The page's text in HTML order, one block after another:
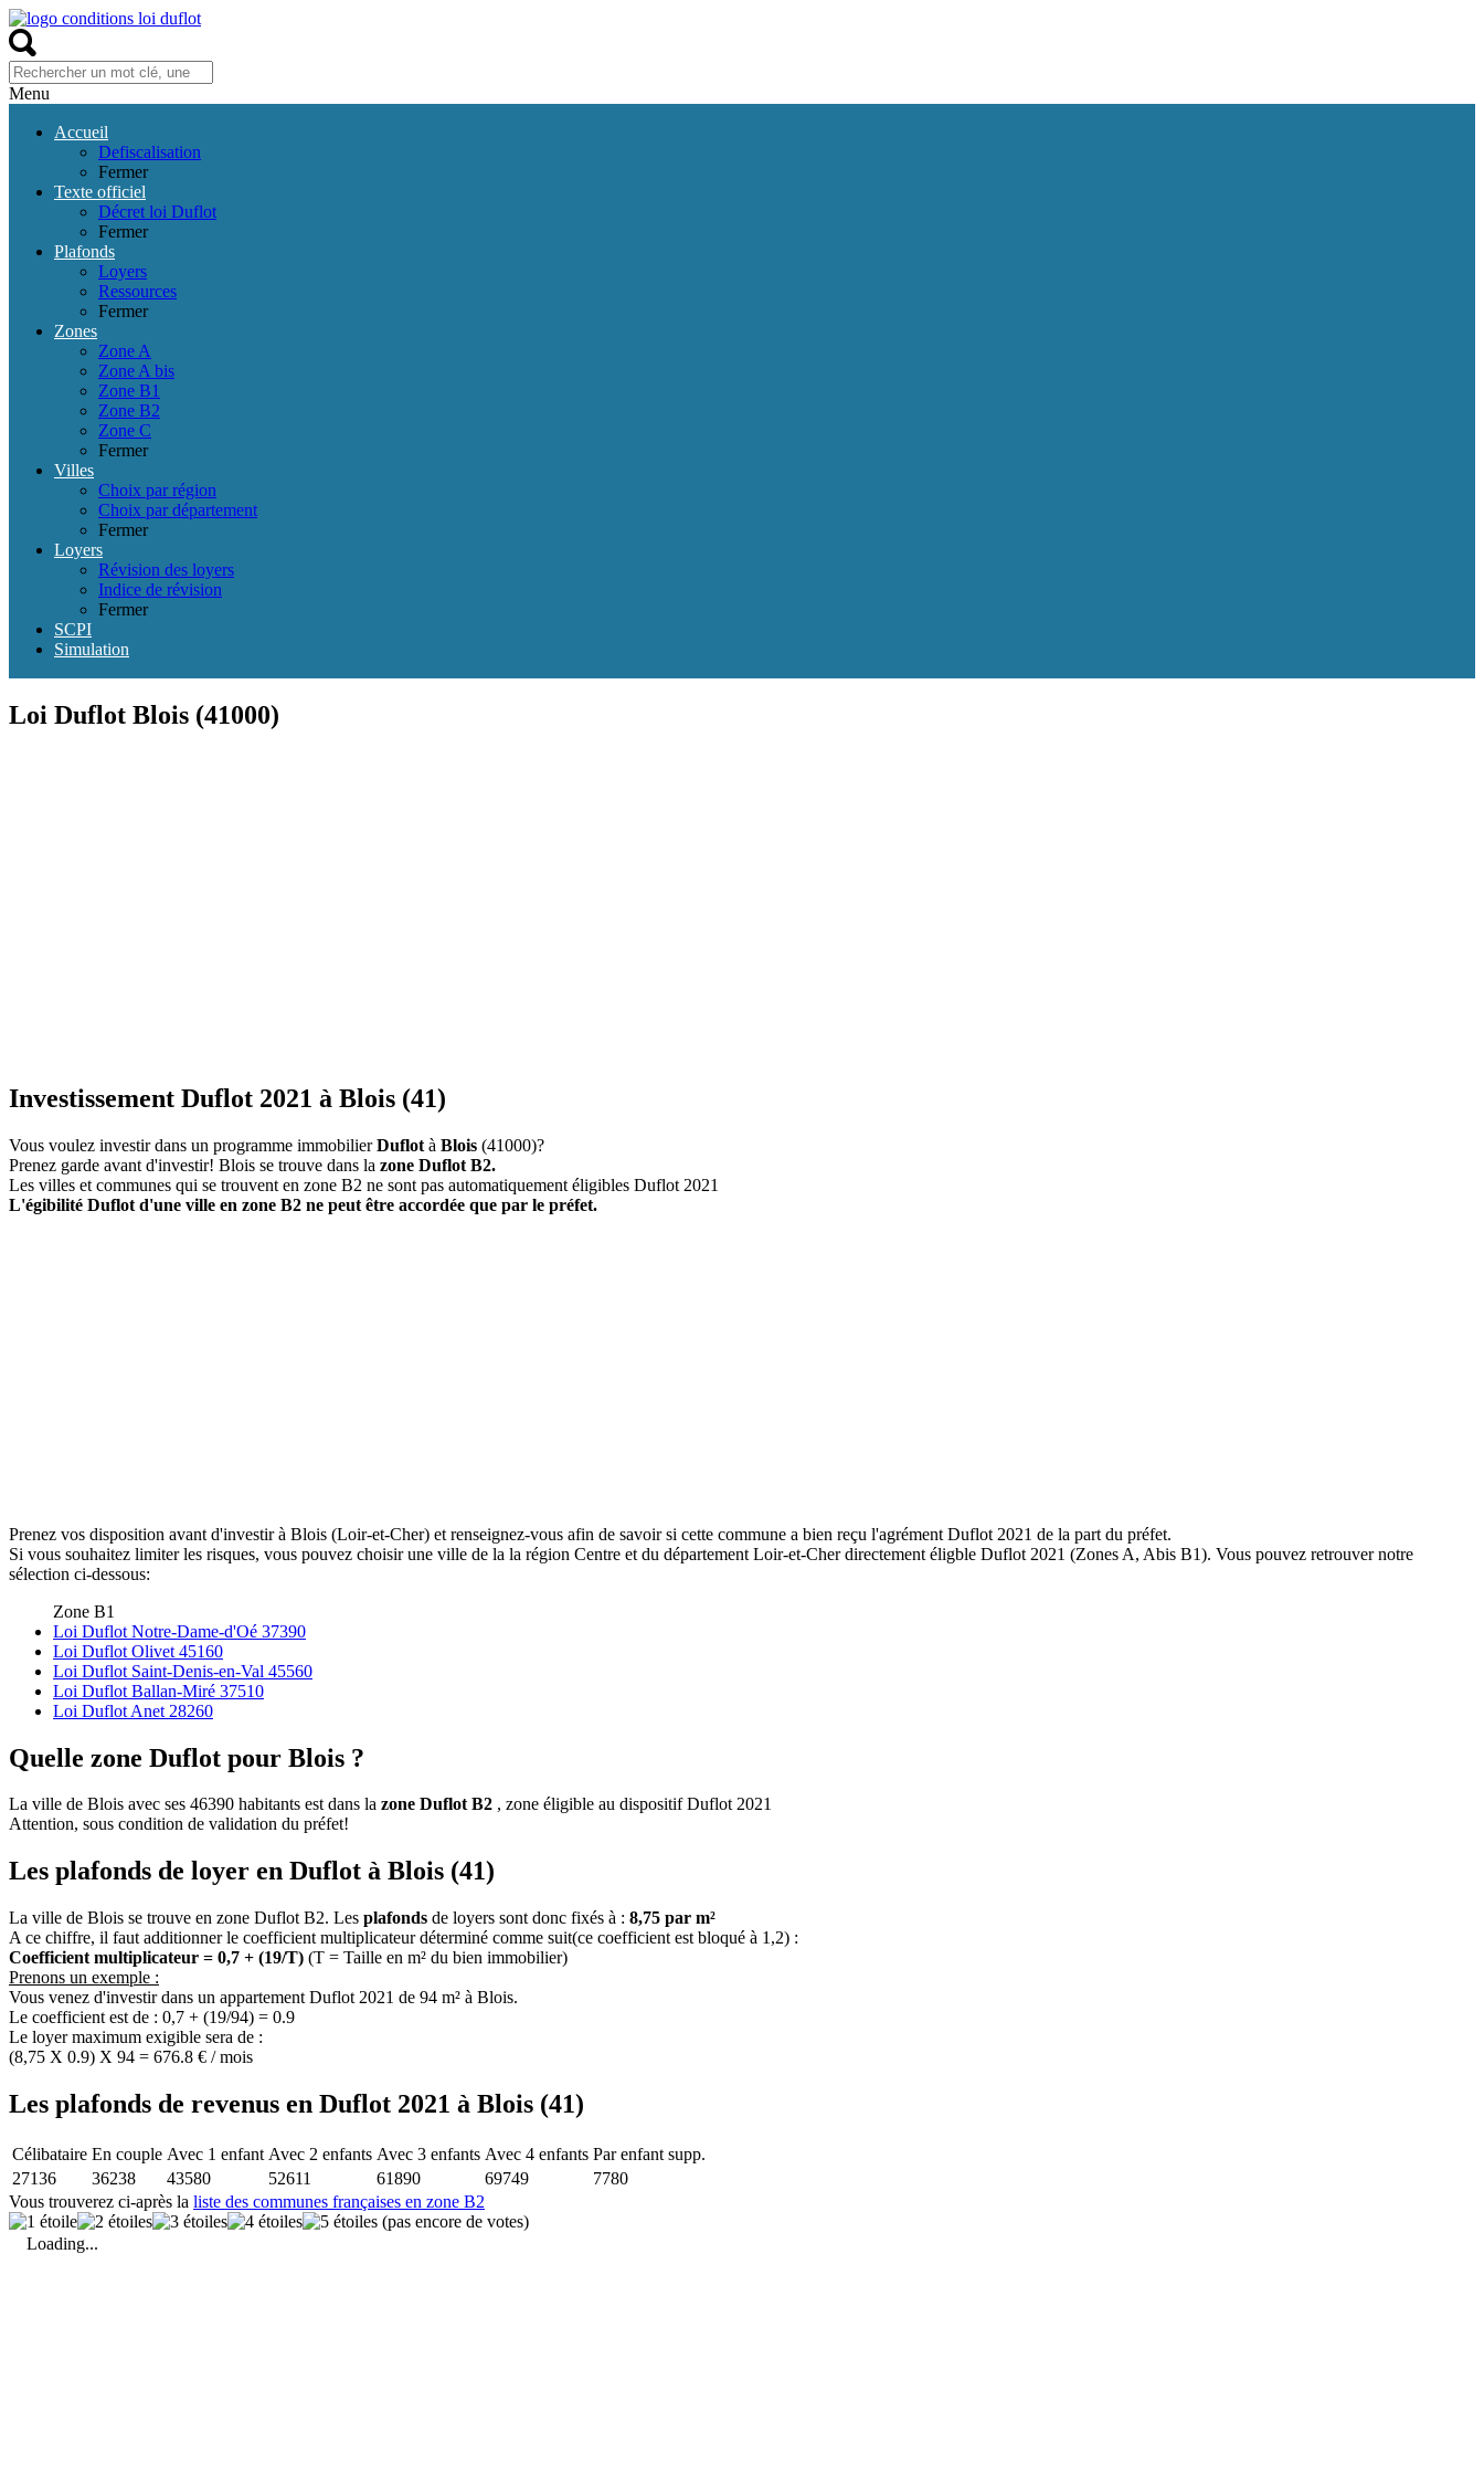
Menu
Accueil
Defiscalisation
Fermer
Texte officiel
Décret loi Duflot
Fermer
Plafonds
Loyers
Ressources
Fermer
Zones
Zone A
Zone A bis
Zone B1
Zone B2
Zone C
Fermer
Villes
Choix par région
Choix par département
Fermer
Loyers
Révision des loyers
Indice de révision
Fermer
SCPI
Simulation
Loi Duflot Blois (41000)
Investissement Duflot 2021 à Blois (41)
Vous voulez investir dans un programme immobilierDuflot à Blois (41000)?
Prenez garde avant d'investir! Blois se trouve dans la zone Duflot B2.
Les villes et communes qui se trouvent en zone B2 ne sont pas automatiquement éligibles Duflot 2021
L'égibilité Duflot d'une ville en zone B2 ne peut être accordée que par le préfet.
Prenez vos disposition avant d'investir à Blois (Loir-et-Cher) et renseignez-vous afin de savoir si cette commune a bien reçu l'agrément Duflot 2021 de la part du préfet.
Si vous souhaitez limiter les risques, vous pouvez choisir une ville de la la région Centre et du département Loir-et-Cher directement éligble Duflot 2021 (Zones A, Abis B1). Vous pouvez retrouver notre
sélection ci-dessous:
Zone B1
Loi Duflot Notre-Dame-d'Oé 37390
Loi Duflot Olivet 45160
Loi Duflot Saint-Denis-en-Val 45560
Loi Duflot Ballan-Miré 37510
Loi Duflot Anet 28260
Quelle zone Duflot pour Blois ?
La ville de Blois avec ses 46390 habitants est dans la zone Duflot B2 , zone éligible au dispositif Duflot 2021
Attention, sous condition de validation du préfet!
Les plafonds de loyer en Duflot à Blois (41)
La ville de Blois se trouve en zone Duflot B2. Les plafonds de loyers sont donc fixés à : 8,75 par m²
A ce chiffre, il faut additionner le coefficient multiplicateur déterminé comme suit(ce coefficient est bloqué à 1,2) :
Coefficient multiplicateur = 0,7 + (19/T) (T = Taille en m² du bien immobilier)
Prenons un exemple :
Vous venez d'investir dans un appartement Duflot 2021 de 94 m² à Blois.
Le coefficient est de : 0,7 + (19/94) = 0.9
Le loyer maximum exigible sera de :
(8,75 X 0.9) X 94 = 676.8 € / mois
Les plafonds de revenus en Duflot 2021 à Blois (41)
Célibataire En couple Avec 1 enfant Avec 2 enfants Avec 3 enfants Avec 4 enfants Par enfant supp.
27136
36238 43580 52611 61890 69749
7780
Vous trouverez ci-après la liste des communes françaises en zone B2
(pas encore de votes)
Loading...